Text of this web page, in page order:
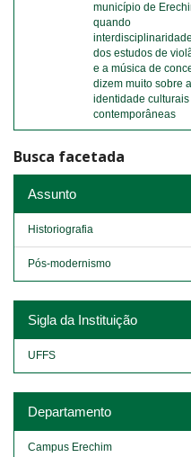
município de
quando
interdisciplinaridade
dos estudos de
e a música de
dizem muito sobre
identidade culturais
contemporâneas
Busca facetada
Assunto
Historiografia
Pós-modernismo
Sigla da Instituição
UFFS
Departamento
Campus Erechim